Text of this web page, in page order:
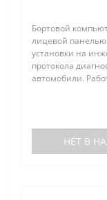
Бортовой
лицевой
установки на
протокола
автомобили.
НЕТ В